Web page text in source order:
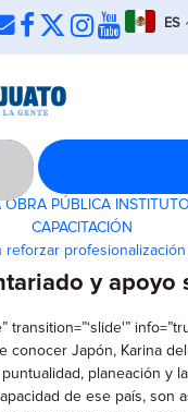
ES
PÚBLICA
CAPACITACIÓN
reforzar
y apoyo
transition=”‘slide'”
conocer Japón, Karina
planeación y
de ese país, son